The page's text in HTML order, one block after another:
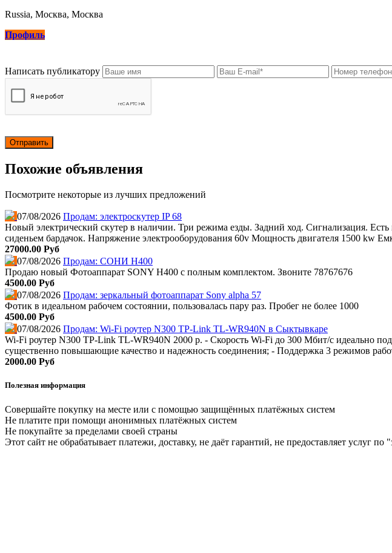
Russia, Москва, Москва
Профиль
Написать публикатору
Похожие объявления
Посмотрите некоторые из лучших предложений
07/08/2026 Продам: электроскутер IP 68
Новый электрический скутер в наличии. Три режима езды. Задний ход. Сигнализация.
сиденьем бардачок. Напряжение электрооборудования 60v Мощность двигателя 1500 kw
27000.00 Руб
07/08/2026 Продам: СОНИ Н400
Продаю новый Фотоаппарат SONY Н400 с полным комплектом. Звоните 78767676
4500.00 Руб
07/08/2026 Продам: зеркальный фотоаппарат Sony alpha 57
Фотик в идеальном рабочем состоянии, пользовалась пару раз. Пробег не более 1000
4500.00 Руб
07/08/2026 Продам: Wi-Fi роутер N300 TP-Link TL-WR940N в Сыктывкаре
Wi-Fi роутер N300 TP-Link TL-WR940N 2000 р. - Скорость Wi-Fi до 300 Мбит/с идеально
существенно повышающие качество и надежность соединения; - Поддержка 3 режимов
2000.00 Руб
Полезная информация
Совершайте покупку на месте или с помощью защищённых платёжных систем
Не платите при помощи анонимных платёжных систем
Не покупайте за пределами своей страны
Этот сайт не обрабатывает платежи, доставку, не даёт гарантий, не предоставляет услуг